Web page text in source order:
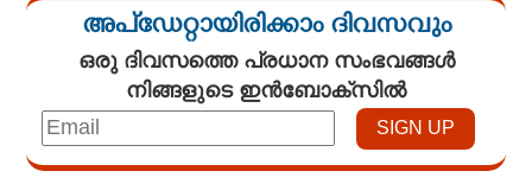
അപ്ഡേറ്റായിരിക്കാം ദിവസവും
ഒരു ദിവസത്തെ പ്രധാന സംഭവങ്ങൾ
നിങ്ങളുടെ ഇൻബോക്സിൽ